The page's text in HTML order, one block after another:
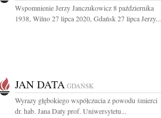
Wspomnienie Jerzy Janczukowicz 8 października
1938, Wilno 27 lipca 2020, Gdańsk 27 lipca Jerzy...
JAN DATA GDAŃSK
Wyrazy głębokiego współczucia z powodu śmierci
dr. hab. Jana Daty prof. Uniwersytetu...